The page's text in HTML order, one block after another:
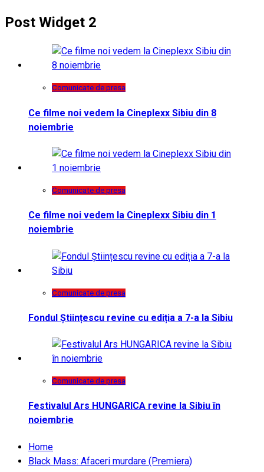
Post Widget 2
Comunicate de presa
Ce filme noi vedem la Cineplexx Sibiu din 8
noiembrie
Comunicate de presa
Ce filme noi vedem la Cineplexx Sibiu din 1
noiembrie
Comunicate de presa
Fondul Științescu revine cu ediția a 7-a la Sibiu
Comunicate de presa
Festivalul Ars HUNGARICA revine la Sibiu în
noiembrie
Home
Black Mass: Afaceri murdare (Premiera)